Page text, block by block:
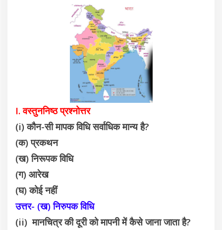
I. वस्तुननिष्ठ प्रश्नोत्तर
(i) कौन-सी मापक विधि सर्वाधिक मान्य है?
(क) प्रकथन
(ख) निरूपक विधि
(ग) आरेख
(घ) कोई नहीं
उत्तर- (ख) निरुपक विधि
(ii) मानचित्र की दूरी को मापनी में कैसे जाना जाता है?